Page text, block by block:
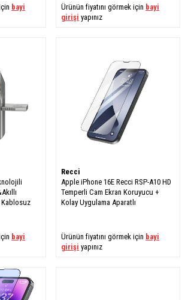
bayi
Ürünün fiyatını görmek için bayi
girişi yapınız
Kablosuz
bayi
Recci
Apple iPhone 16E Recci RSP-A10 HD
Temperli Cam Ekran Koruyucu +
Kolay Uygulama Aparatlı
Ürünün fiyatını görmek için bayi
girişi yapınız